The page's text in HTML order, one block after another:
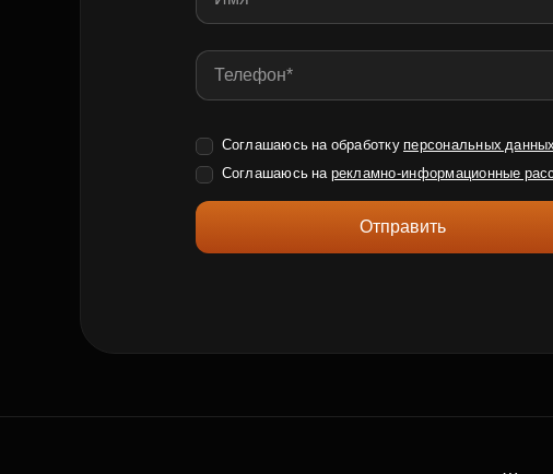
Соглашаюсь на обработку персональных данных
Соглашаюсь на рекламно-информационные
Отправить